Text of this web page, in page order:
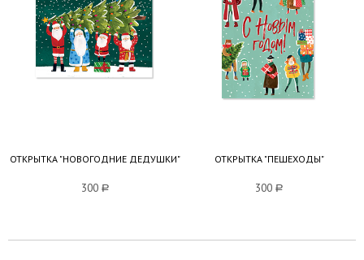
ОТКРЫТКА "НОВОГОДНИЕ ДЕДУШКИ"
300 a
ОТКРЫТКА "ПЕШЕХОДЫ"
300 a